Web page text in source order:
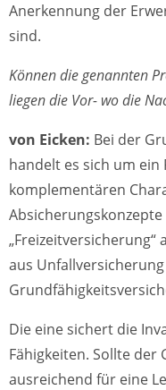
Anerkennung der
sind.
Können die genannten
liegen die Vor- wo die
von Eicken: Bei der
handelt es sich um ein
komplementären
„Freizeitversicherung“
aus
Die eine sichert die
Fähigkeiten. Sollte
ausreichend für eine